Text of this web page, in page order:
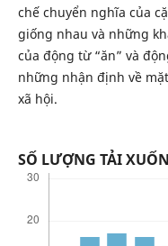
chế chuyển nghĩa của
giống nhau và những
của động từ “ăn” và
những nhận định về
xã hội.
SỐ LƯỢNG TẢI